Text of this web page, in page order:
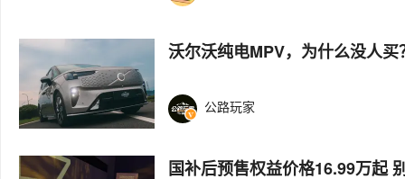
沃尔沃纯电MPV，为什么没人买
公路玩家
国补后预售权益价格16.99万起